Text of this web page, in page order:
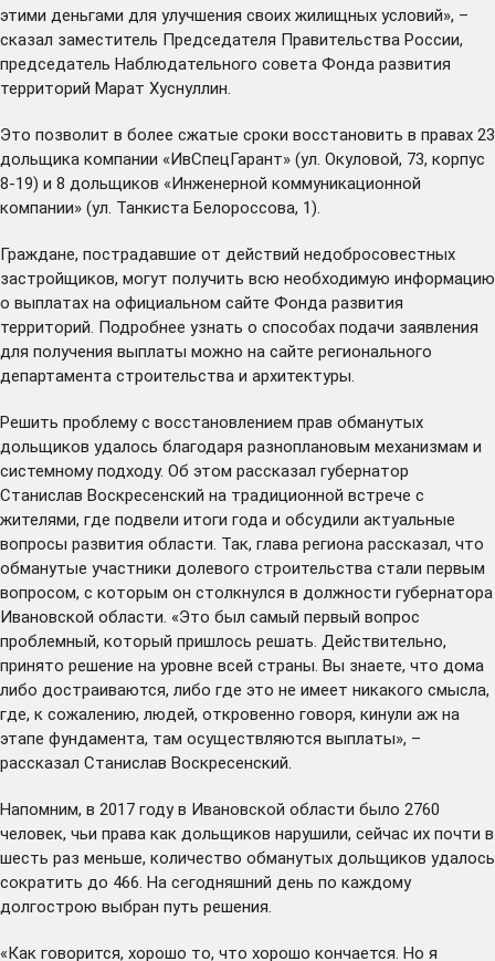
этими деньгами для улучшения своих жилищных условий», –
сказал заместитель Председателя Правительства России,
председатель Наблюдательного совета Фонда развития
территорий Марат Хуснуллин.
Это позволит в более сжатые сроки восстановить в правах 23
дольщика компании «ИвСпецГарант» (ул. Окуловой, 73, корпус
8-19) и 8 дольщиков «Инженерной коммуникационной
компании» (ул. Танкиста Белороссова, 1).
Граждане, пострадавшие от действий недобросовестных
застройщиков, могут получить всю необходимую информацию
о выплатах на официальном сайте Фонда развития
территорий. Подробнее узнать о способах подачи заявления
для получения выплаты можно на сайте регионального
департамента строительства и архитектуры.
Решить проблему с восстановлением прав обманутых
дольщиков удалось благодаря разноплановым механизмам и
системному подходу. Об этом рассказал губернатор
Станислав Воскресенский на традиционной встрече с
жителями, где подвели итоги года и обсудили актуальные
вопросы развития области. Так, глава региона рассказал, что
обманутые участники долевого строительства стали первым
вопросом, с которым он столкнулся в должности губернатора
Ивановской области. «Это был самый первый вопрос
проблемный, который пришлось решать. Действительно,
принято решение на уровне всей страны. Вы знаете, что дома
либо достраиваются, либо где это не имеет никакого смысла,
где, к сожалению, людей, откровенно говоря, кинули аж на
этапе фундамента, там осуществляются выплаты», –
рассказал Станислав Воскресенский.
Напомним, в 2017 году в Ивановской области было 2760
человек, чьи права как дольщиков нарушили, сейчас их почти в
шесть раз меньше, количество обманутых дольщиков удалось
сократить до 466. На сегодняшний день по каждому
долгострою выбран путь решения.
«Как говорится, хорошо то, что хорошо кончается. Но я